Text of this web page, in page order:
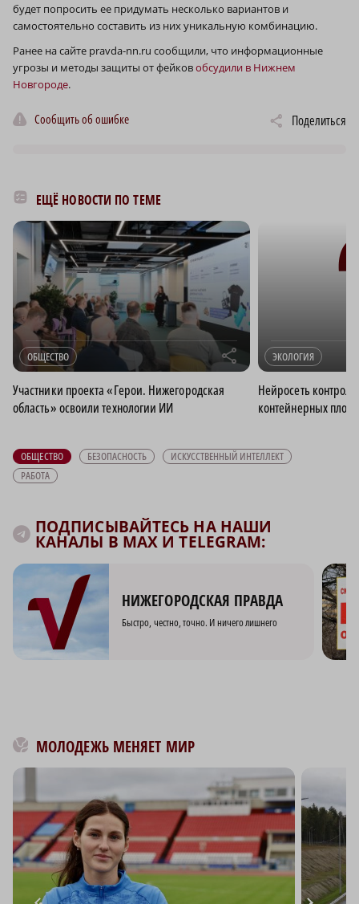
будет попросить ее придумать несколько вариантов и
самостоятельно составить из них уникальную комбинацию.
Ранее на сайте pravda-nn.ru сообщили, что информационные
угрозы и методы защиты от фейковобсудили в Нижнем
Новгороде.
Сообщить об ошибке Поделиться
ЕЩЁ НОВОСТИ ПО ТЕМЕ
ОБЩЕСТВО r
Участники проекта «Герои. Нижегородская
область» освоили технологии ИИ
ЭКОЛОГИЯ
Нейросеть
контейнерных
ОБЩЕСТВО БЕЗОПАСНОСТЬ
ИСКУССТВЕННЫЙ ИНТЕЛЛЕКТ
РАБОТА
ПОДПИСЫВАЙТЕСЬ НА НАШИ
КАНАЛЫ В MAX И TELEGRAM:
НИЖЕГОРОДСКАЯ ПРАВДА
Быстро, честно, точно. И ничего лишнего
МОЛОДЕЖЬ МЕНЯЕТ МИР